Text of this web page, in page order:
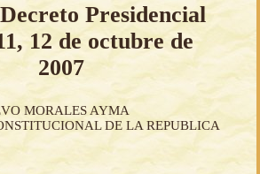
Presidencial
12 de octubre de
2007
MORALES AYMA
DE LA REPUBLICA